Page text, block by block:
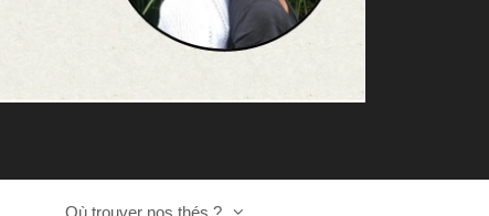
Où trouver nos thés ?